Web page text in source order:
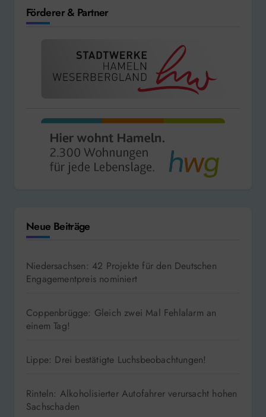
Förderer & Partner
Neue Beiträge
Niedersachsen: 42 Projekte für den Deutschen
Engagementpreis nominiert
Coppenbrügge: Gleich zwei Mal Fehlalarm an
einem Tag!
Lippe: Drei bestätigte Luchsbeobachtungen!
Rinteln: Alkoholisierter Autofahrer verursacht hohen
Sachschaden